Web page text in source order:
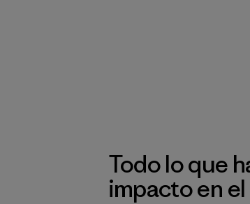
Todo lo que
impacto en